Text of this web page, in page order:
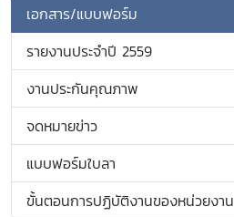
เอกสาร/แบบฟอร์ม
รายงานประจำปี 2559
งานประกันคุณภาพ
จดหมายข่าว
แบบฟอร์มใบลา
ขั้นตอนการปฏิบัติงานของหน่วยงาน